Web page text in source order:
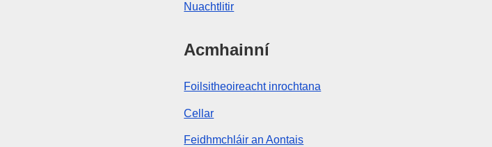
Nuachtlitir
Acmhainní
Foilsitheoireacht inrochtana
Cellar
Feidhmchláir an Aontais